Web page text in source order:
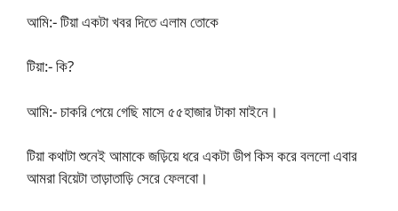
আমি:- টিয়া একটা খবর দিতে এলাম তোকে
টিয়া:- কি?
আমি:- চাকরি পেয়ে গেছি মাসে ৫৫হাজার টাকা মাইনে।
টিয়া কথাটা শুনেই আমাকে জড়িয়ে ধরে একটা ডীপ কিস করে বললো এবার
আমরা বিয়েটা তাড়াতাড়ি সেরে ফেলবো।